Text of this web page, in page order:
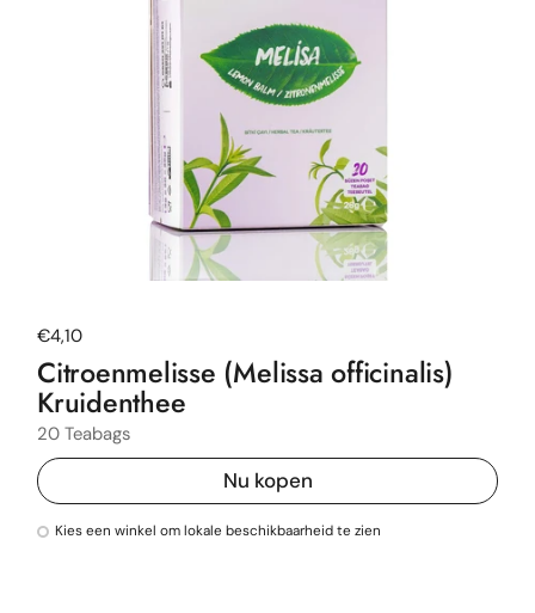
Normale prijs
€4,10
Citroenmelisse (Melissa officinalis)
Kruidenthee
20 Teabags
Nu kopen
Kies een winkel om lokale beschikbaarheid te zien